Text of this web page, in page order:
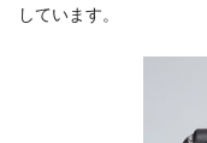
しています。